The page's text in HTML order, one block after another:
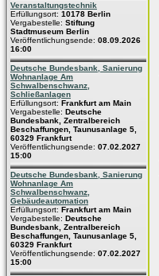
Veranstaltungstechnik
Erfüllungsort: 10178 Berlin
Vergabestelle: Stiftung
Stadtmuseum Berlin
Veröffentlichungsende: 08.09.2026
16:00
Deutsche Bundesbank, Sanierung
Wohnanlage Am
Schwalbenschwanz,
Schließanlagen
Erfüllungsort: Frankfurt am Main
Vergabestelle: Deutsche
Bundesbank, Zentralbereich
Beschaffungen, Taunusanlage 5,
60329 Frankfurt
Veröffentlichungsende: 07.02.2027
15:00
Deutsche Bundesbank, Sanierung
Wohnanlage Am
Schwalbenschwanz,
Gebäudeautomation
Erfüllungsort: Frankfurt am Main
Vergabestelle: Deutsche
Bundesbank, Zentralbereich
Beschaffungen, Taunusanlage 5,
60329 Frankfurt
Veröffentlichungsende: 07.02.2027
15:00